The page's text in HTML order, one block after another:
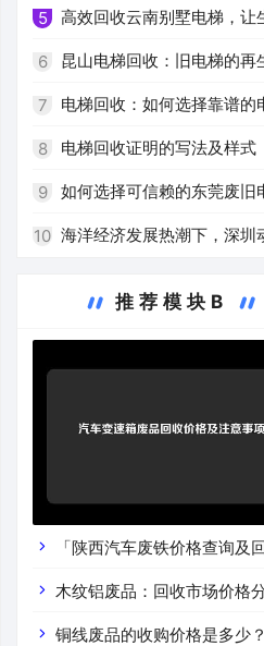
5 高效回收云南别墅电梯，让
环保
6 昆山电梯回收：旧电梯的再
7 电梯回收：如何选择靠谱的
收公司
8 电梯回收证明的写法及样式
9 如何选择可信赖的东莞废旧
收厂家？
10 海洋经济发展热潮下，深圳
推荐模块B
「陕西汽车废铁价格查询及
道分析」 陕西车辆废铁价是什么
木纹铝废品：回收市场价格
铜线废品的收购价格是多少？